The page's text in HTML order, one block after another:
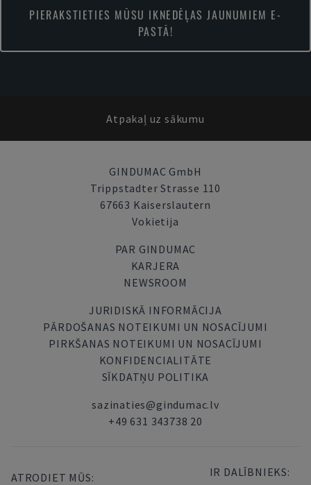
PIERAKSTIETIES MŪSU IKNEDĒĻAS JAUNUMIEM E-
PASTĀ!
Atpakaļ uz sākumu
GINDUMAC GmbH
Trippstadter Strasse 110
67663 Kaiserslautern
Vokietija
PAR GINDUMAC
KARJERA
NEWSROOM
JURIDISKĀ INFORMĀCIJA
PĀRDOŠANAS NOTEIKUMI UN NOSACĪJUMI
PIRKŠANAS NOTEIKUMI UN NOSACĪJUMI
KONFIDENCIALITĀTE
SĪKDATŅU POLITIKA
sazinaties@gindumac.lv
+49 631 343738 20
ATRODIET MŪS: IR DALĪBNIEKS: